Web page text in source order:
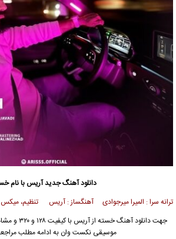
دانلود آهنگ جدیدآریس با نام
ترانه سرا : المیرا میرجوادی آهنگساز : آریس تنظیم، میکس
جهتدانلود آهنگخسته ازآریس با کیفیت ۱۲۸ و ۳۲۰ و مشاهده متن این آهنگ از
موسیقی نکست وان به ادامه مطلب